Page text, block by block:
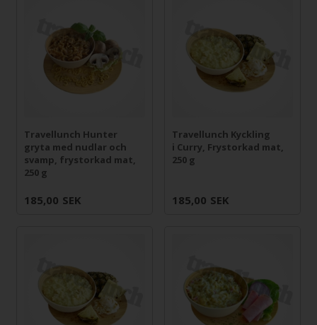
Travellunch Hunter
gryta med nudlar och
svamp, frystorkad mat,
250 g
185,00 SEK
Travellunch Kyckling
i Curry, Frystorkad mat,
250 g
185,00 SEK